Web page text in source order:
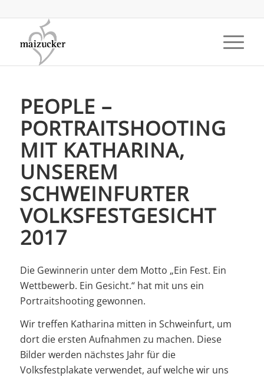
PEOPLE –
PORTRAITSHOOTING
MIT KATHARINA,
UNSEREM
SCHWEINFURTER
VOLKSFESTGESICHT
2017
Die Gewinnerin unter dem Motto „Ein Fest. Ein
Wettbewerb. Ein Gesicht.“ hat mit uns ein
Portraitshooting gewonnen.
Wir treffen Katharina mitten in Schweinfurt, um
dort die ersten Aufnahmen zu machen. Diese
Bilder werden nächstes Jahr für die
Volksfestplakate verwendet, auf welche wir uns